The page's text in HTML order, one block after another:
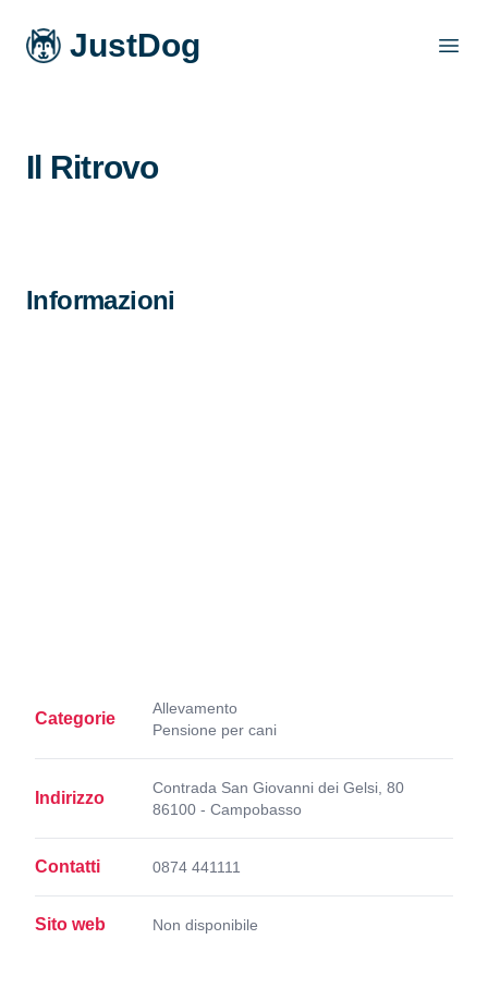
JustDog
Il Ritrovo
Informazioni
Categorie
Allevamento
Pensione per cani
Indirizzo
Contrada San Giovanni dei Gelsi, 80
86100 - Campobasso
Contatti 0874 441111
Sito web Non disponibile